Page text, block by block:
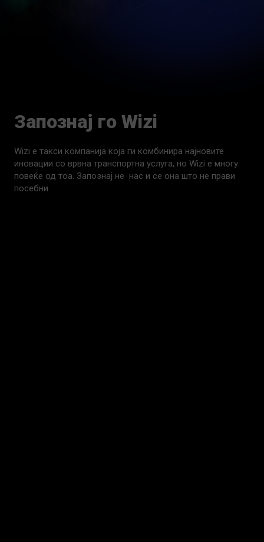
Запознај го Wizi
Wizi е такси компанија која ги комбинира најновите
иновации со врвна транспортна услуга, но Wizi е многу
повеќе од тоа. Запознај не нас и се она што не прави
посебни.